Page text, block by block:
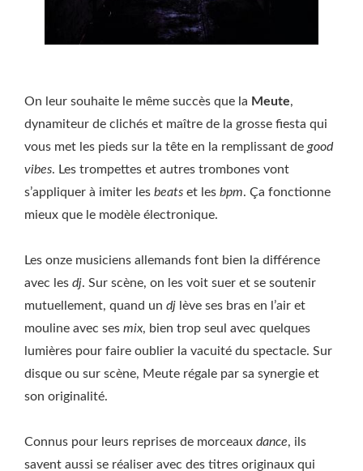
On leur souhaite le même succès que la Meute,
dynamiteur de clichés et maître de la grosse fiesta qui
vous met les pieds sur la tête en la remplissant de good
vibes. Les trompettes et autres trombones vont
s’appliquer à imiter les beats et les bpm. Ça fonctionne
mieux que le modèle électronique.
Les onze musiciens allemands font bien la différence
avec les dj. Sur scène, on les voit suer et se soutenir
mutuellement, quand un dj lève ses bras en l’air et
mouline avec ses mix, bien trop seul avec quelques
lumières pour faire oublier la vacuité du spectacle. Sur
disque ou sur scène, Meute régale par sa synergie et
son originalité.
Connus pour leurs reprises de morceaux dance, ils
savent aussi se réaliser avec des titres originaux qui